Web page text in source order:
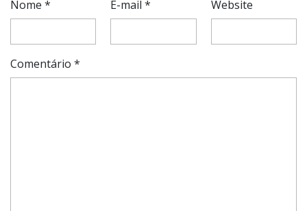
Nome * E-mail* Website
Comentário *